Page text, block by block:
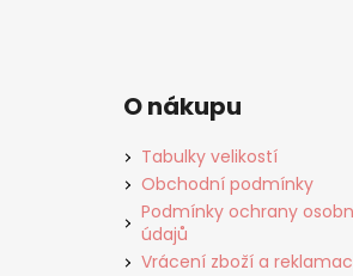
O nákupu
Tabulky velikostí
Obchodní podmínky
Podmínky ochrany
údajů
Vrácení zboží a